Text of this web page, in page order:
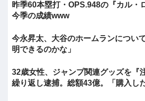
昨季60本塁打・OPS.948の『カル・
今季の成績www
今永昇太、大谷のホームランについ
明できるのかな」
32歳女性、ジャンプ関連グッズを『
繰り返し逮捕。総額43億。「購入し